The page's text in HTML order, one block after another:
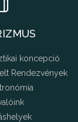
koncepció
Rendezvények